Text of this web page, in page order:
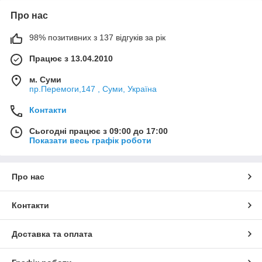
Про нас
98% позитивних з 137 відгуків за рік
Працює з 13.04.2010
м. Суми
пр.Перемоги,147 , Суми, Україна
Контакти
Сьогодні працює з 09:00 до 17:00
Показати весь графік роботи
Про нас
Контакти
Доставка та оплата